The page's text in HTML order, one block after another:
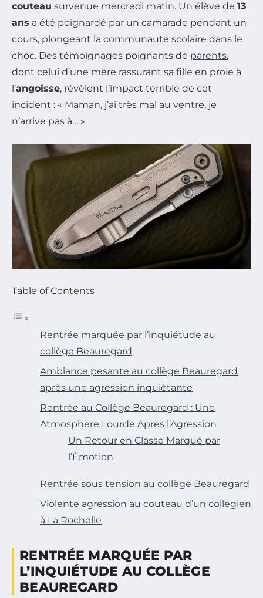
couteau survenue mercredi matin. Un élève de 13
ans a été poignardé par un camarade pendant un
cours, plongeant la communauté scolaire dans le
choc. Des témoignages poignants de parents,
dont celui d’une mère rassurant sa fille en proie à
l’angoisse, révèlent l’impact terrible de cet
incident : « Maman, j’ai très mal au ventre, je
n’arrive pas à… »
Table of Contents
Rentrée marquée par l’inquiétude au
collège Beauregard
Ambiance pesante au collège Beauregard
après une agression inquiétante
Rentrée au Collège Beauregard : Une
Atmosphère Lourde Après l’Agression
Un Retour en Classe Marqué par
l’Émotion
Rentrée sous tension au collège Beauregard
Violente agression au couteau d’un collégien
à La Rochelle
RENTRÉE MARQUÉE PAR
L’INQUIÉTUDE AU COLLÈGE
BEAUREGARD